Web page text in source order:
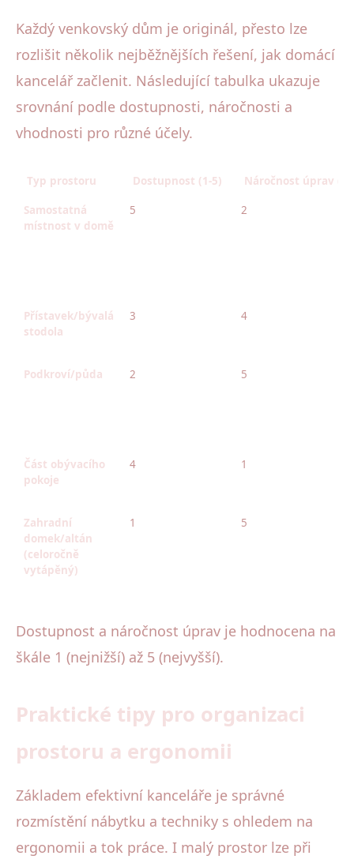
Každý venkovský dům je originál, přesto lze
rozlišit několik nejběžnějších řešení, jak domácí
kancelář začlenit. Následující tabulka ukazuje
srovnání podle dostupnosti, náročnosti a
vhodnosti pro různé účely.
Typ prostoru Dostupnost (1-5) Náročnost úprav (1-
Samostatná
místnost v domě
5 2
Přístavek/bývalá
stodola
3 4
Podkroví/půda 2 5
Část obývacího
pokoje
4 1
Zahradní
domek/altán
(celoročně
vytápěný)
1 5
Dostupnost a náročnost úprav je hodnocena na
škále 1 (nejnižší) až 5 (nejvyšší).
Praktické tipy pro organizaci
prostoru a ergonomii
Základem efektivní kanceláře je správné
rozmístění nábytku a techniky s ohledem na
ergonomii a tok práce. I malý prostor lze při